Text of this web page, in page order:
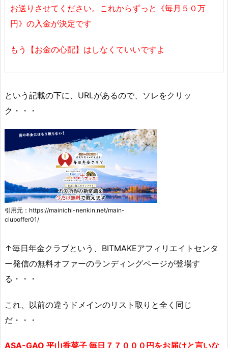
お送りさせてください。 これからずっと《毎月５０万
円》の入金が決定です
もう【お金の心配】はしなくていいですよ
という記載の下に、URLがあるので、ソレをクリッ
ク・・・
引用元：https://mainichi-nenkin.net/main-
cluboffer01/
↑毎日年金クラブという、BITMAKEアフィリエイトセンタ
ー発信の無料オファーのランディングページが登場す
る・・・
これ、以前の違うドメインのリスト取りと全く同じ
だ・・・
ASA-GAO 平山香菜子 毎日７７０００円をお届けと言いな